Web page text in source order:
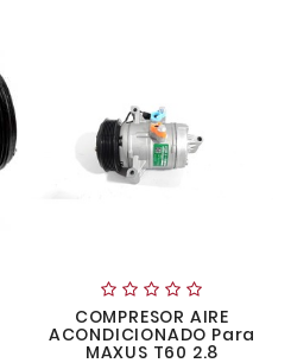
COMPRESOR AIRE
ACONDICIONADO Para
MAXUS T60 2.8